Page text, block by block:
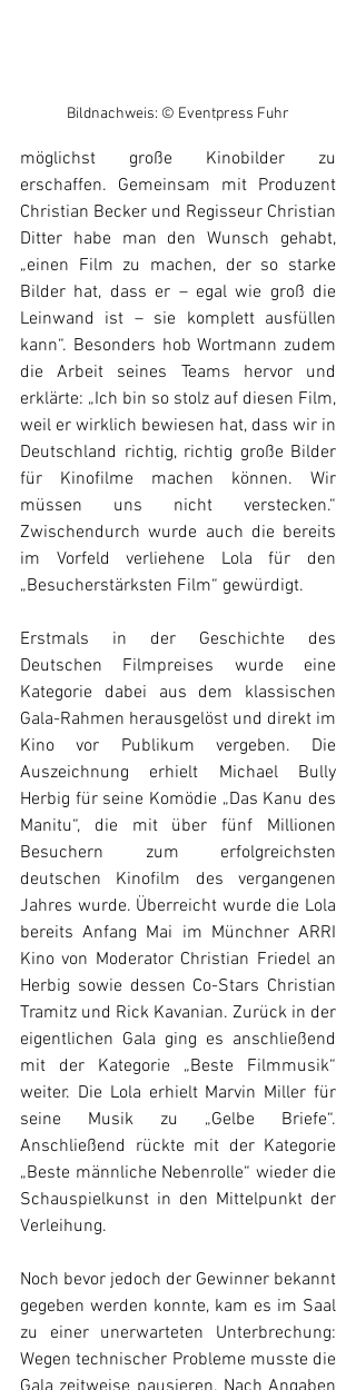
Bildnachweis: © Eventpress Fuhr
möglichst große Kinobilder zu
erschaffen. Gemeinsam mit Produzent
Christian Becker und Regisseur Christian
Ditter habe man den Wunsch gehabt,
„einen Film zu machen, der so starke
Bilder hat, dass er – egal wie groß die
Leinwand ist – sie komplett ausfüllen
kann“. Besonders hob Wortmann zudem
die Arbeit seines Teams hervor und
erklärte: „Ich bin so stolz auf diesen Film,
weil er wirklich bewiesen hat, dass wir in
Deutschland richtig, richtig große Bilder
für Kinofilme machen können. Wir
müssen uns nicht verstecken.“
Zwischendurch wurde auch die bereits
im Vorfeld verliehene Lola für den
„Besucherstärksten Film“ gewürdigt.
Erstmals in der Geschichte des
Deutschen Filmpreises wurde eine
Kategorie dabei aus dem klassischen
Gala-Rahmen herausgelöst und direkt im
Kino vor Publikum vergeben. Die
Auszeichnung erhielt Michael Bully
Herbig für seine Komödie „Das Kanu des
Manitu“, die mit über fünf Millionen
Besuchern zum erfolgreichsten
deutschen Kinofilm des vergangenen
Jahres wurde. Überreicht wurde die Lola
bereits Anfang Mai im Münchner ARRI
Kino von Moderator Christian Friedel an
Herbig sowie dessen Co-Stars Christian
Tramitz und Rick Kavanian. Zurück in der
eigentlichen Gala ging es anschließend
mit der Kategorie „Beste Filmmusik“
weiter. Die Lola erhielt Marvin Miller für
seine Musik zu „Gelbe Briefe“.
Anschließend rückte mit der Kategorie
„Beste männliche Nebenrolle“ wieder die
Schauspielkunst in den Mittelpunkt der
Verleihung.
Noch bevor jedoch der Gewinner bekannt
gegeben werden konnte, kam es im Saal
zu einer unerwarteten Unterbrechung:
Wegen technischer Probleme musste die